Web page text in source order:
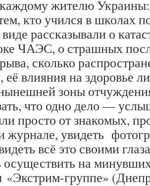
жителю Украины:
кто учился в школах
рассказывали о
ЧАЭС, о страшных
сколько
её влияния на здоровье
зоны
что одно дело —
просто от знакомых,
журнале, увидеть
всё это своими
осуществить на
«Экстрим-группе»